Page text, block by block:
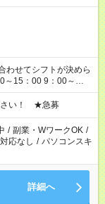
～15：00 9：00～
ん ※法令に基づき、
短時間・短期間の就
さい！ ★急募
/ 副業・WワークOK /
応なし / パソコンスキ
詳細へ